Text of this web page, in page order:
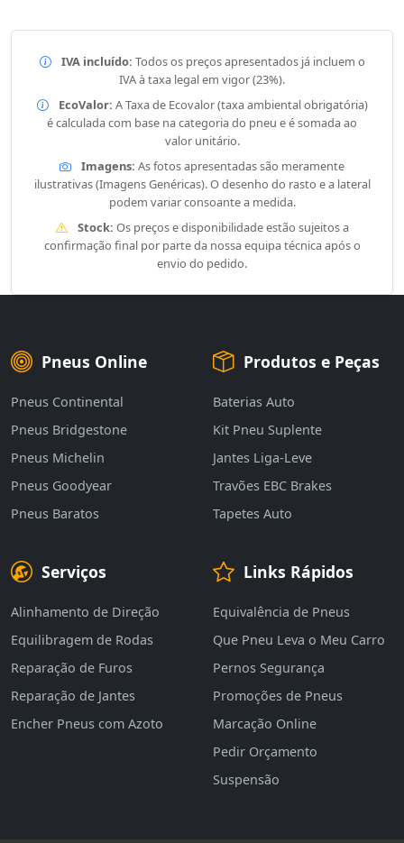
IVA incluído: Todos os preços apresentados já incluem o
IVA à taxa legal em vigor (23%).
EcoValor: A Taxa de Ecovalor (taxa ambiental obrigatória)
é calculada com base na categoria do pneu e é somada ao
valor unitário.
Imagens: As fotos apresentadas são meramente
ilustrativas (Imagens Genéricas). O desenho do rasto e a lateral
podem variar consoante a medida.
Stock: Os preços e disponibilidade estão sujeitos a
confirmação final por parte da nossa equipa técnica após o
envio do pedido.
Pneus Online
Pneus Continental
Pneus Bridgestone
Pneus Michelin
Pneus Goodyear
Pneus Baratos
Produtos e Peças
Baterias Auto
Kit Pneu Suplente
Jantes Liga-Leve
Travões EBC Brakes
Tapetes Auto
Serviços
Alinhamento de Direção
Equilibragem de Rodas
Reparação de Furos
Reparação de Jantes
Encher Pneus com Azoto
Links Rápidos
Equivalência de Pneus
Que Pneu Leva o Meu Carro
Pernos Segurança
Promoções de Pneus
Marcação Online
Pedir Orçamento
Suspensão